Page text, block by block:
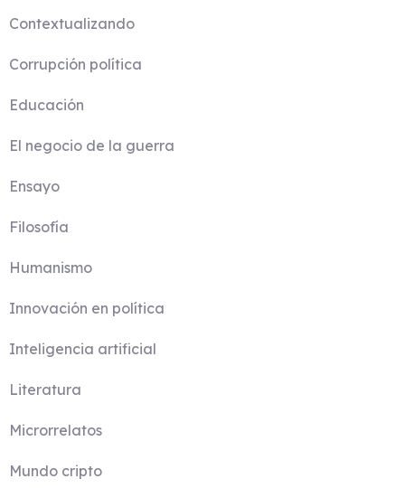
Contextualizando
Corrupción política
Educación
El negocio de la guerra
Ensayo
Filosofía
Humanismo
Innovación en política
Inteligencia artificial
Literatura
Microrrelatos
Mundo cripto